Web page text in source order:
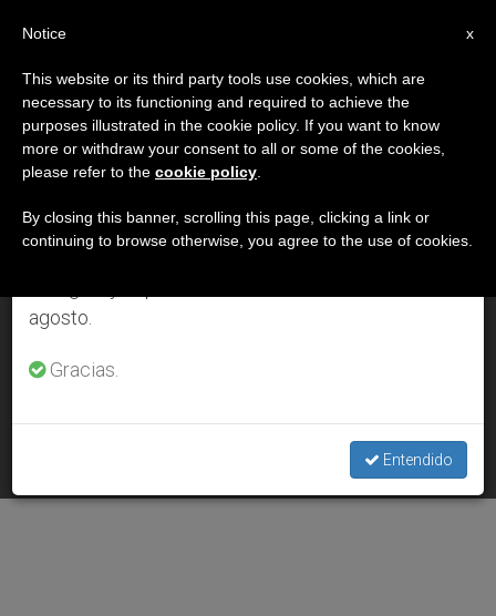
DÍA
Junio 12th, 2004
ÚLTIMAS NOTICIAS
Cuando los animales domésticos viven mejor que las
JUN 12, 2004 00:00
×
Aviso importante
Del 27 de julio al 7 de agosto haremos la pausa
anual, aprovechando que en el periodo de verano
se generan menos informaciones y también el
agosto.
Gracias.
Entendido
x
Notice
This website or its third party tools use cookies, which are
necessary to its functioning and required to achieve the
purposes illustrated in the cookie policy. If you want to know
more or withdraw your consent to all or some of the cookies,
please refer to the cookie policy
By closing this banner, scrolling this page, clicking a link or
continuing to browse otherwise, you agree to the use of cookies.